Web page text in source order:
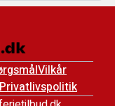
Vilkår
Privatlivspolitik